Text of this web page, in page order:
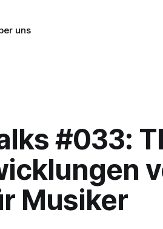
uns
#033:
Musiker